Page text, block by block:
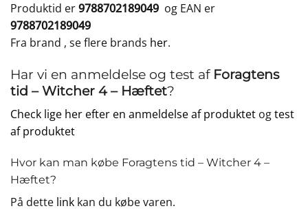
Produktid er9788702189049 og EAN er
9788702189049
Fra brand , se flere brands her.
Har vi en anmeldelse og test af Foragtens
tid – Witcher 4 – Hæftet?
Check lige her efter en anmeldelse af produktet ogtest
af produktet
Hvor kan man købe Foragtens tid – Witcher 4 –
Hæftet?
På dette link kan du købe varen.